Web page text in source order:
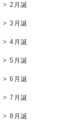
>2月誕
>3月誕
>4月誕
>5月誕
>6月誕
>7月誕
>8月誕